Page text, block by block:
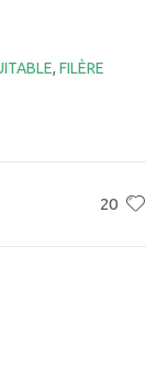
, FILÈRE
20